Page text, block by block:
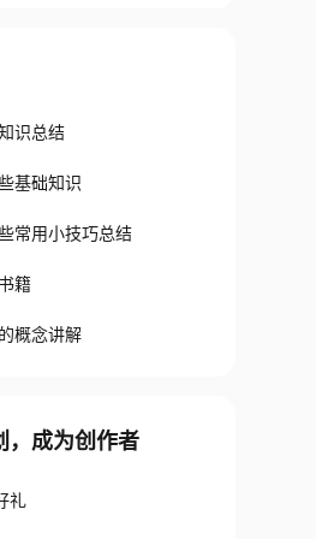
识总结
基础知识
常用小技巧总结
籍
概念讲解
，成为创作者
礼